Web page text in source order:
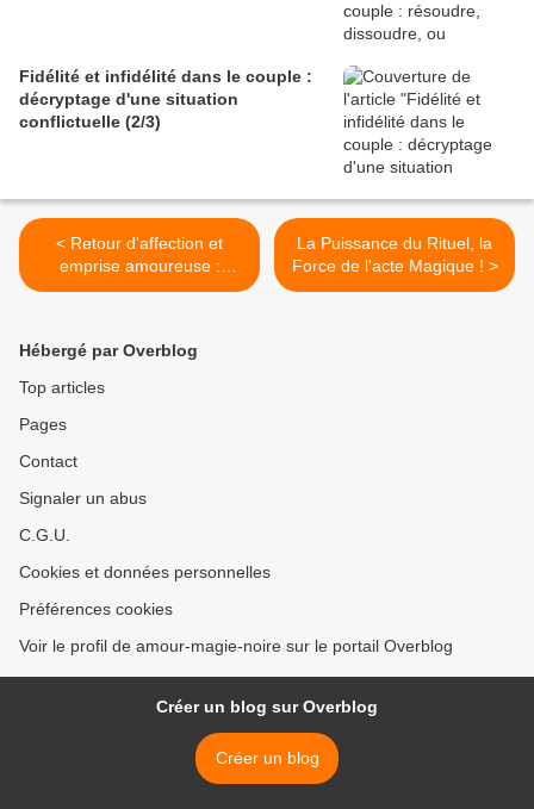
Fidélité et infidélité dans le couple :
décryptage d'une situation
conflictuelle (2/3)
< Retour d'affection et
emprise amoureuse :
retrouvez l'amour !
La Puissance du Rituel, la
Force de l'acte Magique ! >
Hébergé par Overblog
Top articles
Pages
Contact
Signaler un abus
C.G.U.
Cookies et données personnelles
Préférences cookies
Voir le profil de amour-magie-noire sur le portail Overblog
Créer un blog sur Overblog
Créer un blog